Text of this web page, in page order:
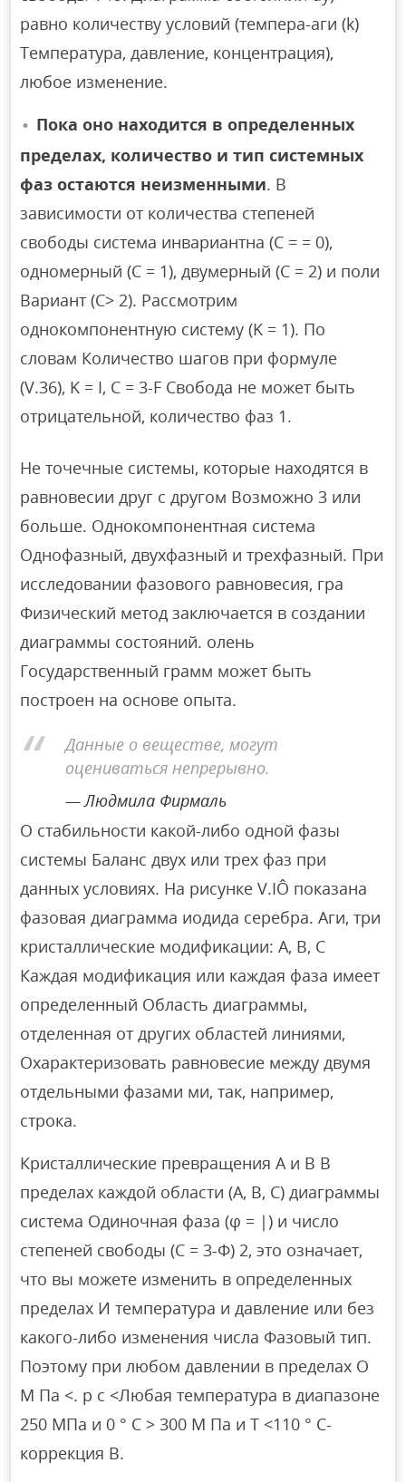
равно количеству условий (темпера-аги (k)
Температура, давление, концентрация),
любое изменение.
Пока оно находится в определенных
пределах, количество и тип системных
фаз остаются неизменными. В
зависимости от количества степеней
свободы система инвариантна (C = = 0),
одномерный (C = 1), двумерный (C = 2) и поли
Вариант (C> 2). Рассмотрим
однокомпонентную систему (K = 1). По
словам Количество шагов при формуле
(V.36), K = I, C = 3-F Свобода не может быть
отрицательной, количество фаз 1.
Не точечные системы, которые находятся в
равновесии друг с другом Возможно 3 или
больше. Однокомпонентная система
Однофазный, двухфазный и трехфазный. При
исследовании фазового равновесия, гра
Физический метод заключается в создании
диаграммы состояний. олень
Государственный грамм может быть
построен на основе опыта.
Данные о веществе, могут
оцениваться непрерывно.
Людмила Фирмаль
О стабильности какой-либо одной фазы
системы Баланс двух или трех фаз при
данных условиях. На рисунке V.IÔ показана
фазовая диаграмма иодида серебра. Аги, три
кристаллические модификации: А, В, С
Каждая модификация или каждая фаза имеет
определенный Область диаграммы,
отделенная от других областей линиями,
Охарактеризовать равновесие между двумя
отдельными фазами ми, так, например,
строка.
Кристаллические превращения А и В В
пределах каждой области (A, B, C) диаграммы
система Одиночная фаза (φ = |) и число
степеней свободы (С = 3-Ф) 2, это означает,
что вы можете изменить в определенных
пределах И температура и давление или без
какого-либо изменения числа Фазовый тип.
Поэтому при любом давлении в пределах O
M Па <. р с <Любая температура в диапазоне
250 МПа и 0 ° С > 300 М Па и Т <110 ° С-
коррекция B.